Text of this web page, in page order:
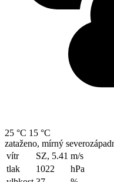
25 °C 15 °C
zataženo, mírný
vítr
SZ, 5.41 m/s
tlak
1022
hPa